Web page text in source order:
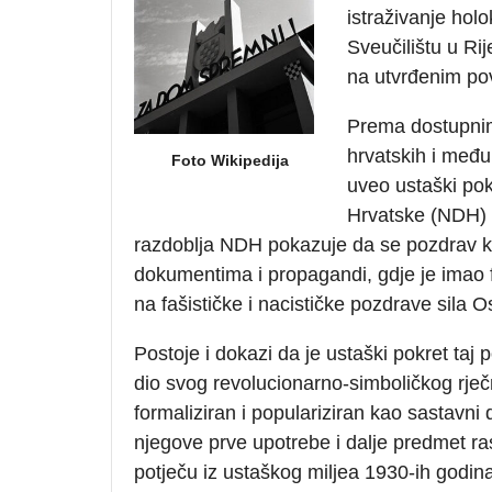
Foto Wikipedija
istraživanje
Sveučilištu u
na utvrđenim
Prema
hrvatskih i
uveo ustaški
Hrvatske
razdoblja NDH pokazuje da se pozdrav
dokumentima i propagandi, gdje je
na fašističke i nacističke pozdrave sila
Postoje i dokazi da je ustaški pokret taj
dio svog revolucionarno-simboličkog
formaliziran i populariziran kao sastavni
njegove prve upotrebe i dalje predmet
potječu iz ustaškog miljea 1930-ih